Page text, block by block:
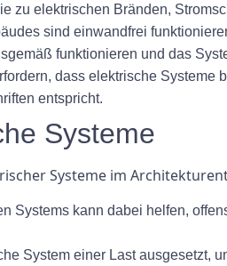
zu elektrischen Bränden,
sind einwandfrei
funktionieren und das
dass elektrische
entspricht.
Systeme
Systeme im
Systems kann dabei helfen,
System einer Last ausgesetzt,